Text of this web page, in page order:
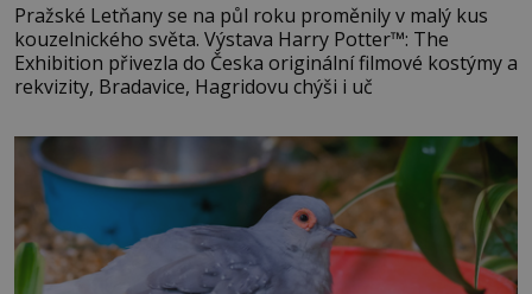
Pražské Letňany se na půl roku proměnily v malý kus
kouzelnického světa. Výstava Harry Potter™: The
Exhibition přivezla do Česka originální filmové kostýmy a
rekvizity, Bradavice, Hagridovu chýši i uč